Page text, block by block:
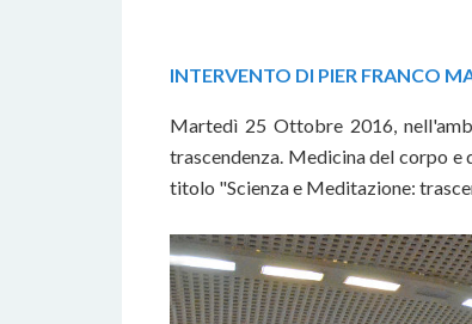
INTERVENTO DI PIER FRANCO
Martedì 25 Ottobre 2016,
trascendenza. Medicina del corpo e
titolo "Scienza e Meditazione: